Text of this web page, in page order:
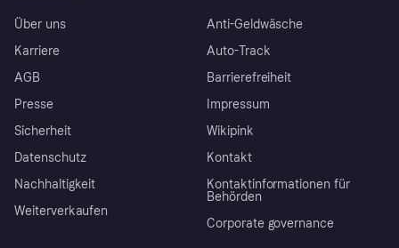
Über uns
Karriere
AGB
Presse
Sicherheit
Datenschutz
Nachhaltigkeit
Weiterverkaufen
Anti-Geldwäsche
Auto-Track
Barrierefreiheit
Impressum
Wikipink
Kontakt
Kontaktinformationen für
Behörden
Corporate governance